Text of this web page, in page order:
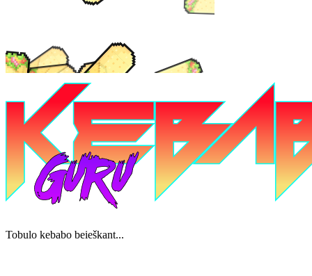
Tobulo kebabo beieškant...